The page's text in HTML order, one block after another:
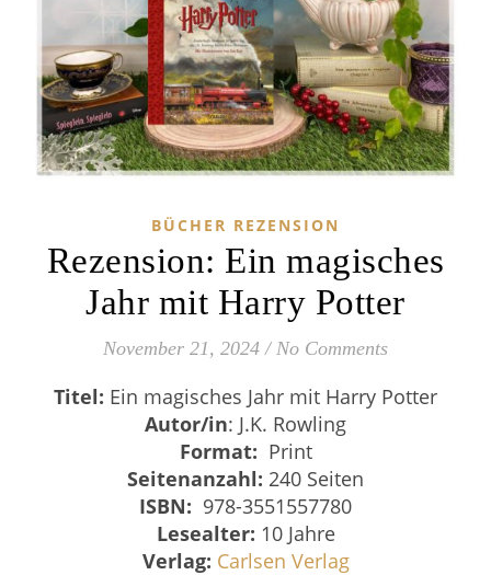
BÜCHER REZENSION
Rezension: Ein magisches
Jahr mit Harry Potter
November 21, 2024 / No Comments
Titel: Ein magisches Jahr mit Harry Potter
Autor/in: J.K. Rowling
Format: Print
Seitenanzahl: 240 Seiten
ISBN: 978-3551557780
Lesealter: 10 Jahre
Verlag: Carlsen Verlag